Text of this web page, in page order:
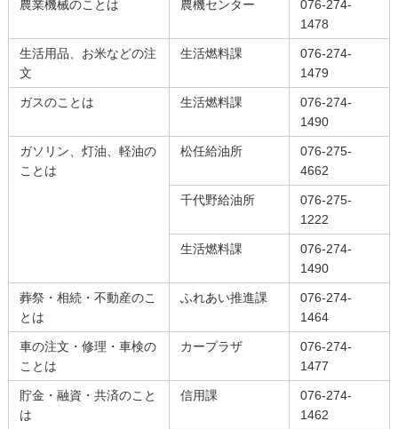
農業機械のことは 農機センター
076-274-
1478
生活用品、お米などの注
文
生活燃料課
076-274-
1479
ガスのことは 生活燃料課
076-274-
1490
ガソリン、灯油、軽油の
ことは
松任給油所
076-275-
4662
千代野給油所
076-275-
1222
生活燃料課
076-274-
1490
葬祭・相続・不動産のこ
とは
ふれあい推進課
076-274-
1464
車の注文・修理・車検の
ことは
カープラザ
076-274-
1477
貯金・融資・共済のこと
は
信用課
076-274-
1462